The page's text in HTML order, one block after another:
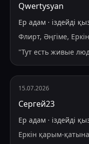
Qwertysyan
Ер адам · іздейді
Флирт, Әңгіме,
"Тут есть живые
15.07.2026
Сергей23
Ер адам · іздейді
Еркін қарым-